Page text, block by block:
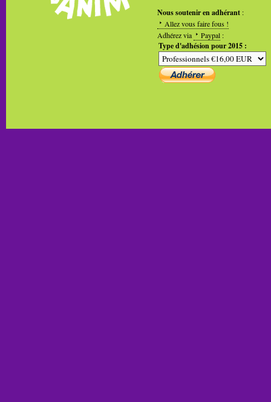
Nous soutenir en adhérant :
Allez vous faire fous !
Adhérez via
Paypal :
Type d'adhésion pour 2015 :